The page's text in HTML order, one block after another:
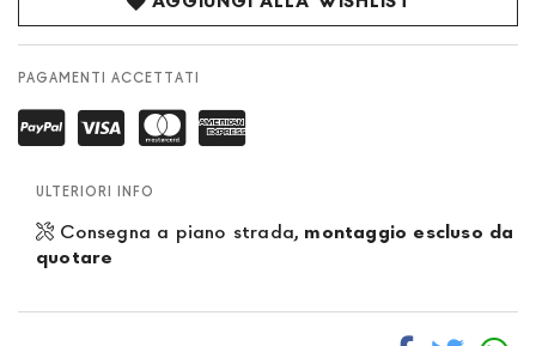
PAGAMENTI ACCETTATI
ULTERIORI INFO
Consegna a piano strada, montaggio escluso da
quotare